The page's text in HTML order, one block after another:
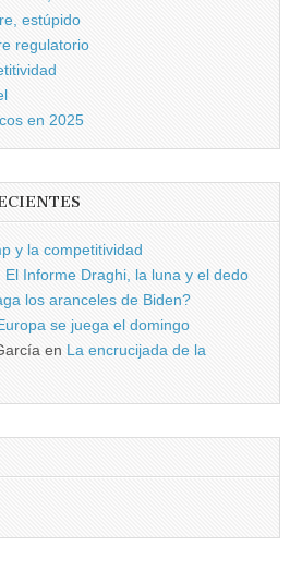
estúpido
regulatorio
en 2025
y la competitividad
El Informe Draghi, la luna y el dedo
los aranceles de Biden?
se juega el domingo
en La encrucijada de la